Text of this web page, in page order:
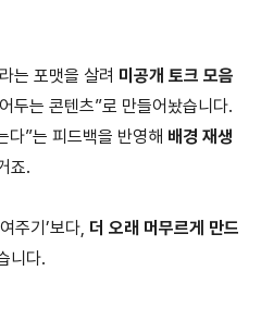
는 포맷을 살려 미공개 토크 모음
두는 콘텐츠”로 만들어놨습니다.
다”는 피드백을 반영해 배경 재생
죠.
주기’보다, 더 오래 머무르게 만드
니다.